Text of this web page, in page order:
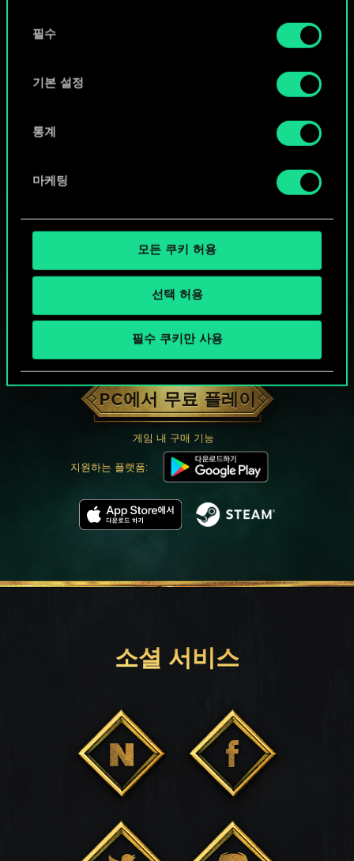
쿠키 사용에 관한 세부 사항이나 관련 설정은 아래의
필수
기본 설정
통계
마케팅
모든 쿠키 허용
선택 허용
필수 쿠키만 사용
궨트 한 판 어떠신가요?
PC에서 무료 플레이
게임 내 구매 기능
지원하는 플랫폼:
소셜 서비스